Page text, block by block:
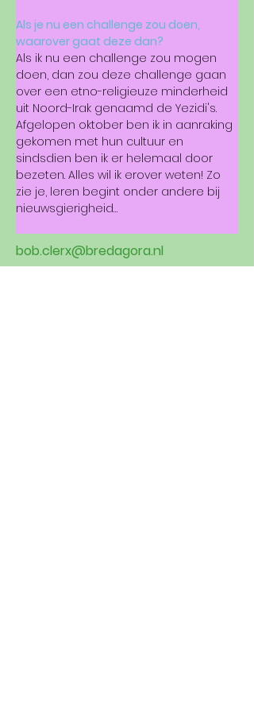
Als je nu een challenge zou doen,
waarover gaat deze dan?
Als ik nu een challenge zou mogen
doen, dan zou deze challenge gaan
over een etno-religieuze minderheid
uit Noord-Irak genaamd de Yezidi's.
Afgelopen oktober ben ik in aanraking
gekomen met hun cultuur en
sindsdien ben ik er helemaal door
bezeten. Alles wil ik erover weten! Zo
zie je, leren begint onder andere bij
nieuwsgierigheid…
bob.clerx@bredagora.nl